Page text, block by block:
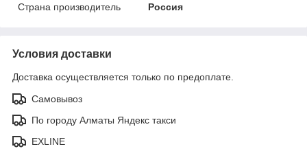
Страна производитель
Россия
Условия доставки
Доставка осуществляется только по предоплате.
Самовывоз
По городу Алматы Яндекс такси
EXLINE